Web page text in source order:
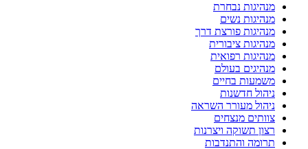
מנהיגות נבחרת
מנהיגות נשים
מנהיגות פורצת דרך
מנהיגות ציבורית
מנהיגות רפואית
מנהיגים בעולם
משמעות בחיים
ניהול חדשנות
ניהול מעורר השראה
צוותים מנצחים
רצון תשוקה ויצרנות
תרומה והתנדבות